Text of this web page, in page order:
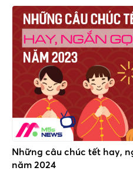
Những câu chúc tết hay,
năm 2024